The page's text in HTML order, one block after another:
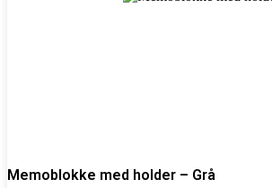
Memoblokke med holder – Grå